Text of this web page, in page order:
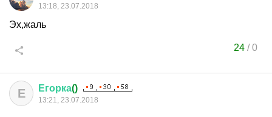
13:18, 23.07.2018
Эх,жаль
24 /0
Е Егорка()
13:21, 23.07.2018